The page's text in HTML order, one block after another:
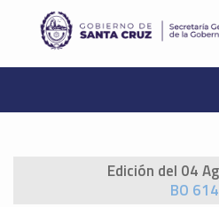
Edición del 04
BO